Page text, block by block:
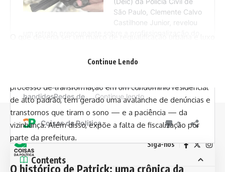
O histórico de Patrick: uma crônica da
um verdadeiro tormento para quem vive ao redor. A
processo de transformação em um condomínio residencial
de alto padrão, tem gerado uma avalanche de denúncias e
transtornos que tiram o sono — e a paciência — da
vizinhança. Além disso, expõe a falta de fiscalização por
parte da prefeitura.
Contents
Continue Lendo
Siga-nos